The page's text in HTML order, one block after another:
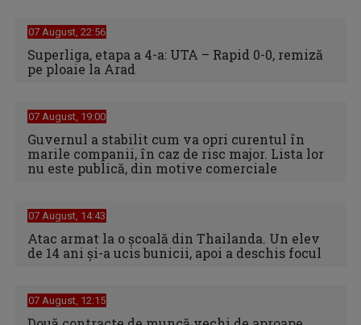
07 August, 22:56
Superliga, etapa a 4-a: UTA – Rapid 0-0, remiză
pe ploaie la Arad
07 August, 19:00
Guvernul a stabilit cum va opri curentul în
marile companii, în caz de risc major. Lista lor
nu este publică, din motive comerciale
07 August, 14:43
Atac armat la o școală din Thailanda. Un elev
de 14 ani și-a ucis bunicii, apoi a deschis focul
07 August, 12:15